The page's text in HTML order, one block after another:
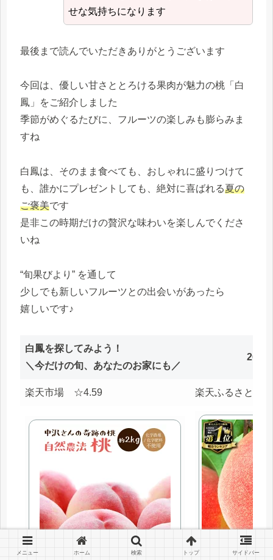
せな気持ちになります
最後まで読んでいただきありがとうございます
今回は、優しい甘さととろける果肉が魅力の桃「白
鳳」をご紹介しました
季節がめぐるたびに、フルーツの楽しみも膨らみま
すね
白鳳は、そのまま食べても、おしゃれに盛りつけて
も、誰かにプレゼントしても、絶対に喜ばれる夏の
ご褒美です
是非この時期だけの贅沢な味わいを楽しんでくださ
いね
“旬果びより” を通して
少しでも新しいフルーツとの出会いがあったら
嬉しいです♪
白鳳を探してみよう！
＼今だけの旬、あなたのお家にも／
楽天市場 ☆4.59 楽天ふるさと
メニュー ホーム 検索 トップ サイドバー